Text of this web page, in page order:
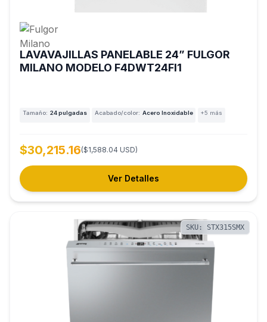
LAVAVAJILLAS PANELABLE 24” FULGOR
MILANO MODELO F4DWT24FI1
Tamaño: 24 pulgadas Acabado/color: Acero Inoxidable +5 más
$30,215.16($1,588.04 USD)
Ver Detalles
SKU: STX315SMX